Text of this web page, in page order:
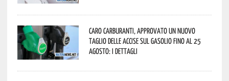
Caro carburanti, approvato un nuovo
taglio delle accise sul gasolio fino al 25
agosto: i dettagli